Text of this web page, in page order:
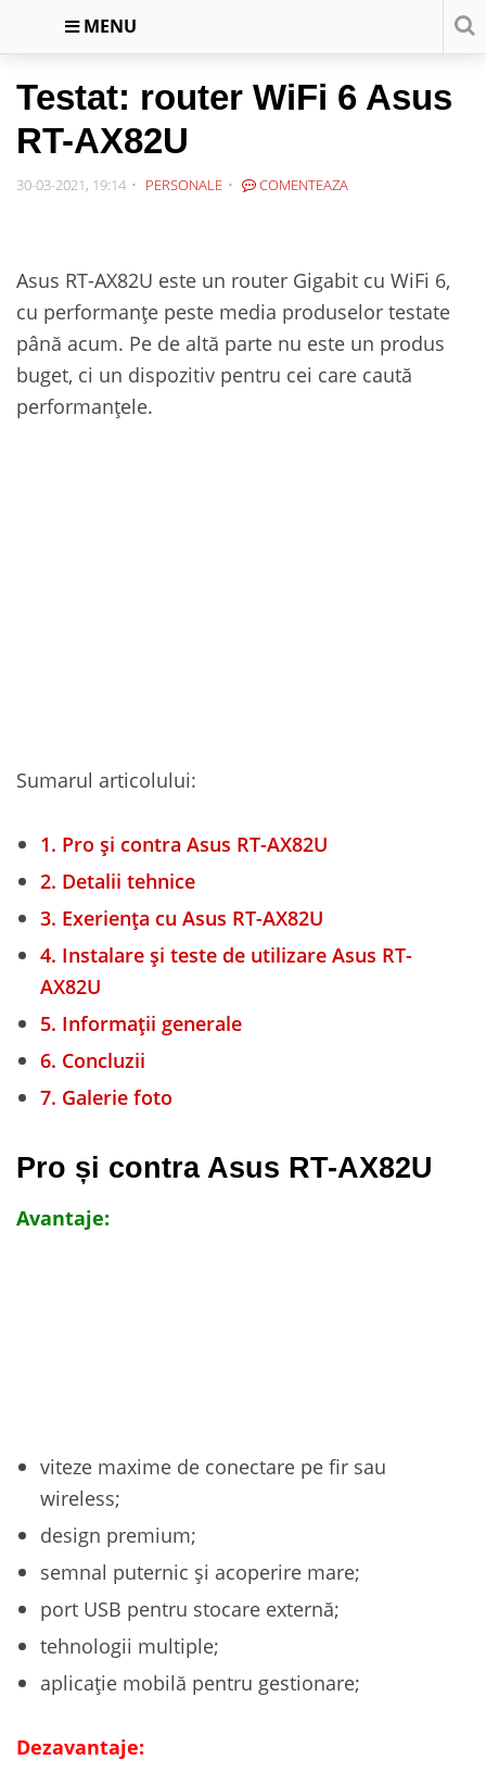
MENU
Testat: router WiFi 6 Asus
RT-AX82U
30-03-2021, 19:14 PERSONALE COMENTEAZA
Asus RT-AX82U este un router Gigabit cu WiFi 6,
cu performanțe peste media produselor testate
până acum. Pe de altă parte nu este un produs
buget, ci un dispozitiv pentru cei care caută
performanțele.
Sumarul articolului:
1. Pro și contra Asus RT-AX82U
2. Detalii tehnice
3. Exeriența cu Asus RT-AX82U
4. Instalare și teste de utilizare Asus RT-
AX82U
5. Informații generale
6. Concluzii
7. Galerie foto
Pro și contra Asus RT-AX82U
Avantaje:
viteze maxime de conectare pe fir sau
wireless;
design premium;
semnal puternic și acoperire mare;
port USB pentru stocare externă;
tehnologii multiple;
aplicație mobilă pentru gestionare;
Dezavantaje: